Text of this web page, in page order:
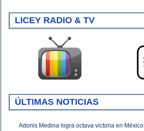
LICEY RADIO & TV
ÚLTIMAS NOTICIAS
Adonis Medina logra octava victoria en México